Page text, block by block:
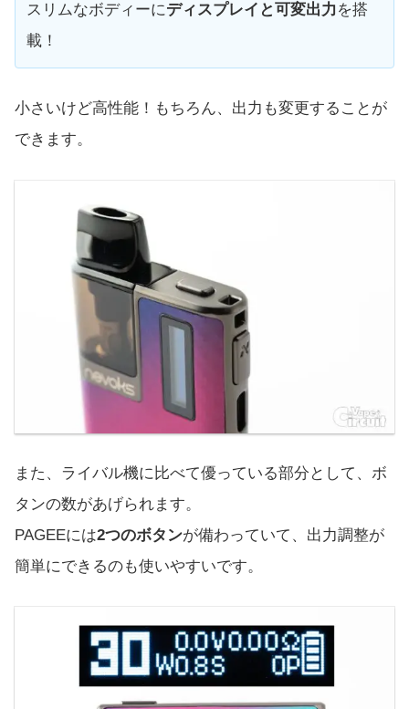
スリムなボディーにディスプレイと可変出力 を搭
載！
小さいけど高性能！もちろん、出力も変更することが
できます。
また、ライバル機に比べて優っている部分として、ボ
タンの数があげられます。
PAGEEには2つのボタンが備わっていて、出力調整が
簡単にできるのも使いやすいです。